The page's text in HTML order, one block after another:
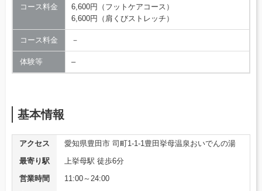
コース料金
6,600円（フットケアコース）
6,600円（肩くびストレッチ）
コース料金 －
体験等 –
基本情報
アクセス
愛知県豊田市 司町1-1-1豊田挙母温泉おいでんの湯
最寄り駅
上挙母駅 徒歩6分
営業時間
11:00～24:00